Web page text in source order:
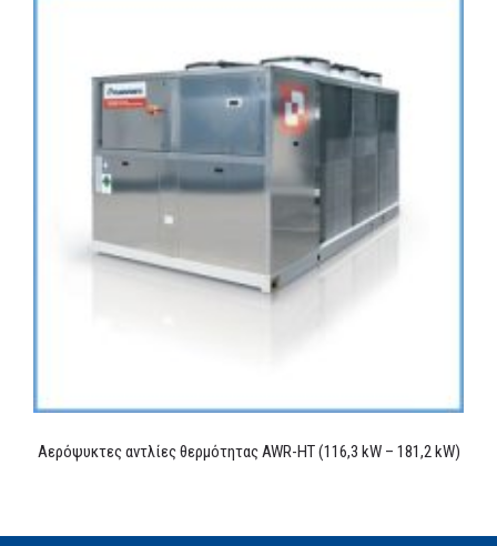
Αερόψυκτες αντλίες θερμότητας AWR-HT (116,3 kW – 181,2 kW)